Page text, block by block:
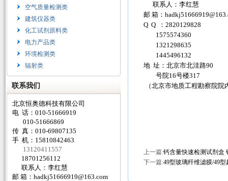
空气质量检测类
建筑仪器类
化工试剂原料类
电力产品类
环境检测类
辐射类
联系我们
北京恒奥德科技有限公司
电 话：010-51666919
010-51666869
传 真：010-69807135
手 机：15810842463
13120411557
18701256112
联系人：李红慧
邮 箱： hadkj51666919@163.com
联系人：李红慧
邮 箱：
Q Q ：2820129828
1575574360
1321298635
1445496132
地 址：北京市北洼路90
号院16号楼317
（北京市地质工程勘察院院
上一篇:钙含量快速检测试剂盒
下一篇:49型玻璃纤维滤膜/49